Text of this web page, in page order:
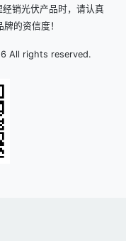
销光伏产品时，请认真
的资信度！
All rights reserved.